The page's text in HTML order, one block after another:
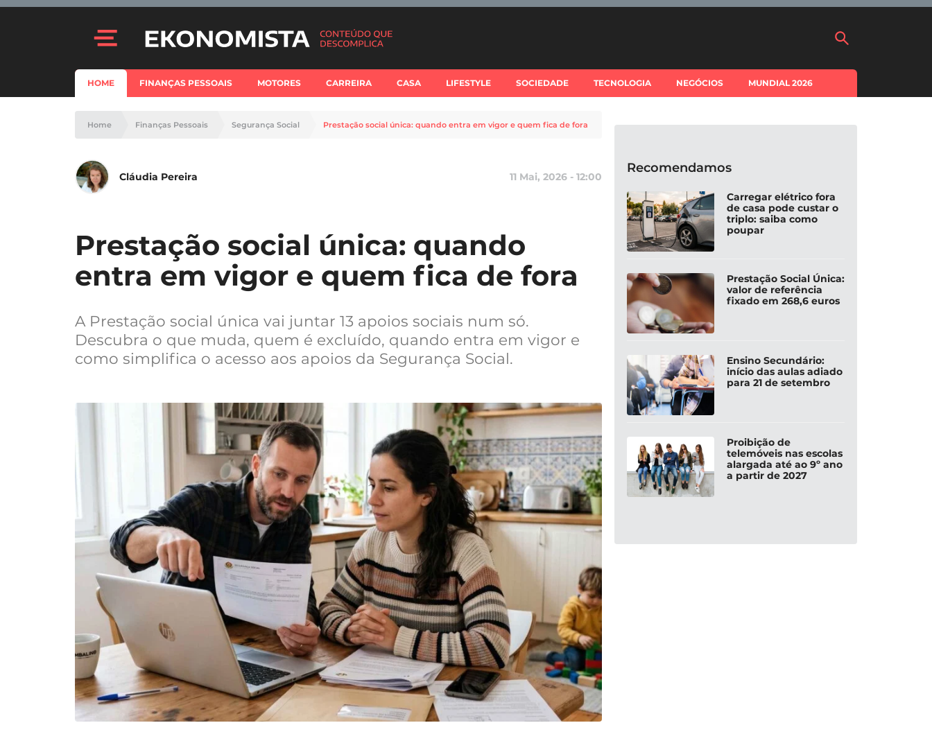
HOME FINANÇAS PESSOAIS MOTORES CARREIRA CASA LIFESTYLE SOCIEDADE TECNOLOGIA NEGÓCIOS MUNDIAL 2026
Home Finanças Pessoais Segurança Social Prestação social única: quando entra em vigor e quem fica de fora
Cláudia Pereira 11 Mai, 2026 - 12:00
Prestação social única: quando
entra em vigor e quem fica de fora
A Prestação social única vai juntar 13 apoios sociais num só.
Descubra o que muda, quem é excluído, quando entra em vigor e
como simplifica o acesso aos apoios da Segurança Social.
Recomendamos
Carregar elétrico fora
de casa pode custar o
triplo: saiba como
poupar
Prestação Social Única:
valor de referência
fixado em 268,6 euros
Ensino Secundário:
início das aulas adiado
para 21 de setembro
Proibição de
telemóveis nas escolas
alargada até ao 9º ano
a partir de 2027